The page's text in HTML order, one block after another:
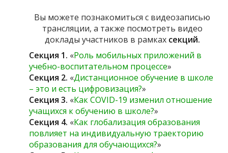
Вы можете познакомиться с видеозаписью
трансляции, а также посмотреть видео
доклады участников в рамках секций.
Секция 1. «Роль мобильных приложений в
учебно-воспитательном процессе»
Секция 2. «Дистанционное обучение в школе
– это и есть цифровизация?»
Секция 3. «Как COVID-19 изменил отношение
учащихся к обучению в школе?»
Секция 4. «Как глобализация образования
повлияет на индивидуальную траекторию
образования для обучающихся?»